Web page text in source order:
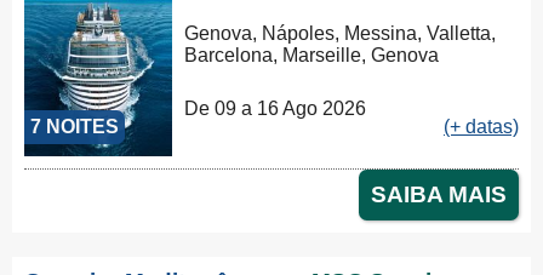
7 NOITES
Genova, Nápoles, Messina, Valletta,
Barcelona, Marseille, Genova
De 09 a 16 Ago 2026
(+ datas)
SAIBA MAIS